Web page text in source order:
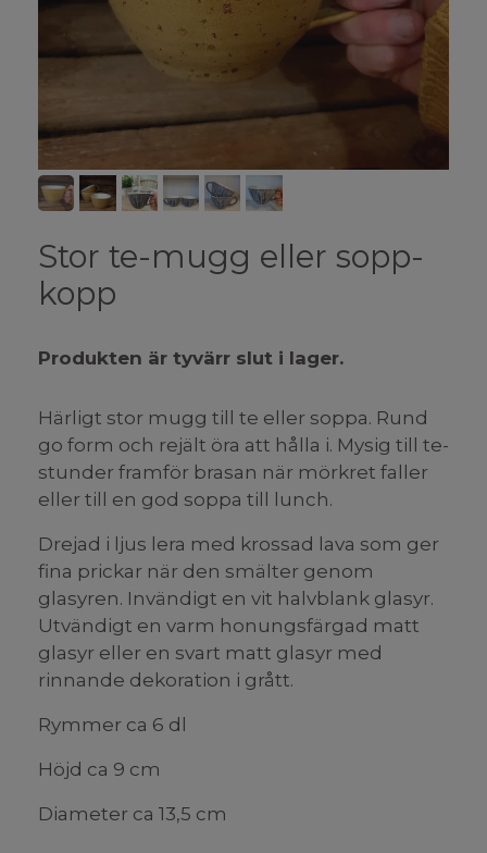
Stor te-mugg eller sopp-
kopp
Produkten är tyvärr slut i lager.
Härligt stor mugg till te eller soppa. Rund
go form och rejält öra att hålla i. Mysig till te-
stunder framför brasan när mörkret faller
eller till en god soppa till lunch.
Drejad i ljus lera med krossad lava som ger
fina prickar när den smälter genom
glasyren. Invändigt en vit halvblank glasyr.
Utvändigt en varm honungsfärgad matt
glasyr eller en svart matt glasyr med
rinnande dekoration i grått.
Rymmer ca 6 dl
Höjd ca 9 cm
Diameter ca 13,5 cm